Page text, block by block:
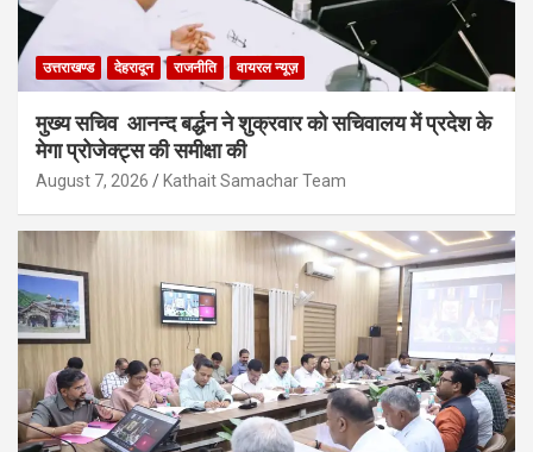
उत्तराखण्ड देहरादून राजनीति वायरल न्यूज़
मुख्य सचिव आनन्द बर्द्धन ने शुक्रवार को सचिवालय में प्रदेश के
मेगा प्रोजेक्ट्स की समीक्षा की
August 7, 2026 Kathait Samachar Team